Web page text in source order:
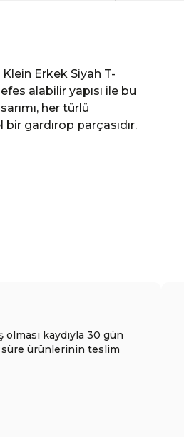
Erkek Siyah T-
alabilir yapısı ile bu
her türlü
gardırop parçasıdır.
kaydıyla 30 gün
ürünlerinin teslim